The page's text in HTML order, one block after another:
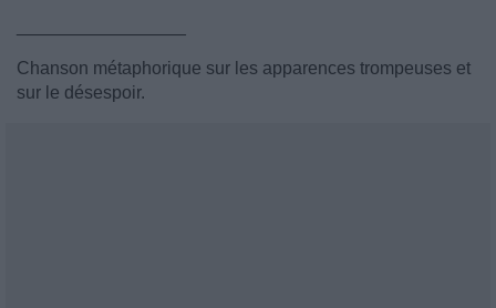
Chanson métaphorique sur les apparences trompeuses et
sur le désespoir.